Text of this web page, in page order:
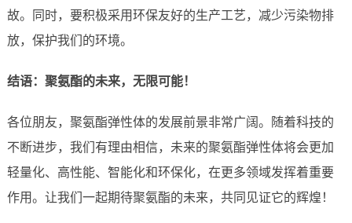
故。同时，要积极采用环保友好的生产工艺，减少污染物排
放，保护我们的环境。
结语：聚氨酯的未来，无限可能！
各位朋友，聚氨酯弹性体的发展前景非常广阔。随着科技的
不断进步，我们有理由相信，未来的聚氨酯弹性体将会更加
轻量化、高性能、智能化和环保化，在更多领域发挥着重要
作用。让我们一起期待聚氨酯的未来，共同见证它的辉煌！